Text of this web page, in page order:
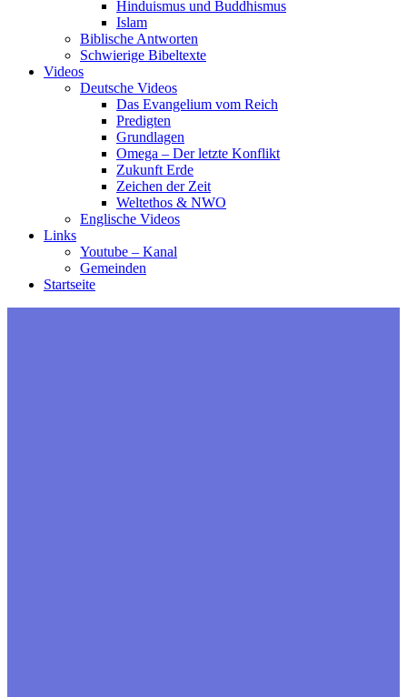
Hinduismus und Buddhismus
Islam
Biblische Antworten
Schwierige Bibeltexte
Videos
Deutsche Videos
Das Evangelium vom Reich
Predigten
Grundlagen
Omega – Der letzte Konflikt
Zukunft Erde
Zeichen der Zeit
Weltethos & NWO
Englische Videos
Links
Youtube – Kanal
Gemeinden
Startseite